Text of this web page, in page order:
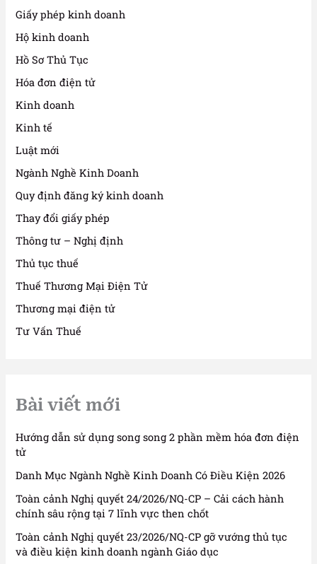
Giấy phép kinh doanh
Hộ kinh doanh
Hồ Sơ Thủ Tục
Hóa đơn điện tử
Kinh doanh
Kinh tế
Luật mới
Ngành Nghề Kinh Doanh
Quy định đăng ký kinh doanh
Thay đổi giấy phép
Thông tư – Nghị định
Thủ tục thuế
Thuế Thương Mại Điện Tử
Thương mại điện tử
Tư Vấn Thuế
Bài viết mới
Hướng dẫn sử dụng song song 2 phần mềm hóa đơn điện
tử
Danh Mục Ngành Nghề Kinh Doanh Có Điều Kiện 2026
Toàn cảnh Nghị quyết 24/2026/NQ-CP – Cải cách hành
chính sâu rộng tại 7 lĩnh vực then chốt
Toàn cảnh Nghị quyết 23/2026/NQ-CP gỡ vướng thủ tục
và điều kiện kinh doanh ngành Giáo dục